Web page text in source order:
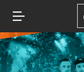
Springe
zum
Inhalt